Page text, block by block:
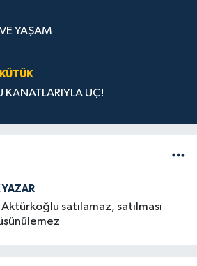
YAŞAM
KANATLARIYLA UÇ!
YAZAR
satılamaz, satılması